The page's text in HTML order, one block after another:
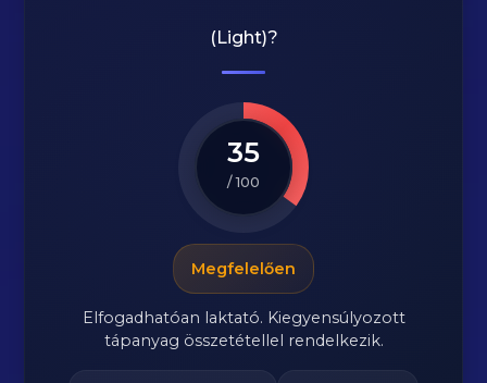
(Light)?
35
/ 100
Megfelelően
Elfogadhatóan laktató. Kiegyensúlyozott
tápanyag összetétellel rendelkezik.